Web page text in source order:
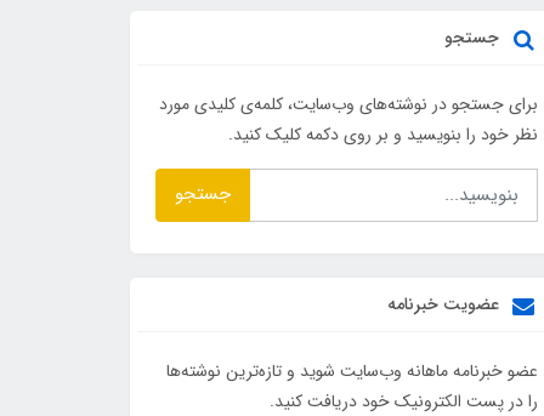
جستجو
برای جستجو در نوشته‌های وب‌سایت، کلمه‌ی کلیدی مورد
نظر خود را بنویسید و بر روی دکمه کلیک کنید.
جستجو
عضویت خبرنامه
عضو خبرنامه ماهانه وب‌سایت شوید و تازه‌ترین نوشته‌ها
را در پست الکترونیک خود دریافت کنید.